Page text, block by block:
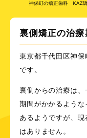
神保町の矯正歯科 KAZ
裏側矯正の治
東京都千代田区神
です。
裏側からの治療は、
期間がかかるような
あるようですが、
はありません。